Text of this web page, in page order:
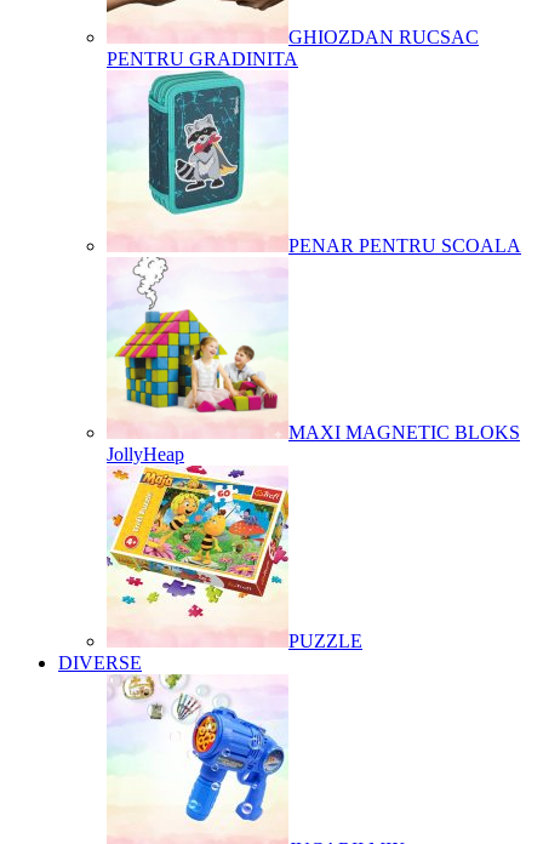
GHIOZDAN RUCSAC
PENTRU GRADINITA
PENAR PENTRU SCOALA
MAXI MAGNETIC BLOKS
JollyHeap
PUZZLE
DIVERSE